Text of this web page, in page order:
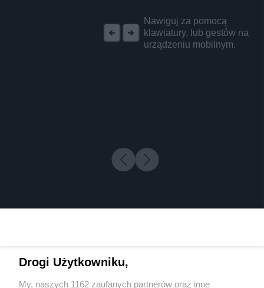
Nawiguj za pomocą
klawiatury, lub gestów na
urządzeniu mobilnym.
Drogi Użytkowniku,
My, naszych 1162 zaufanych partnerów oraz inne